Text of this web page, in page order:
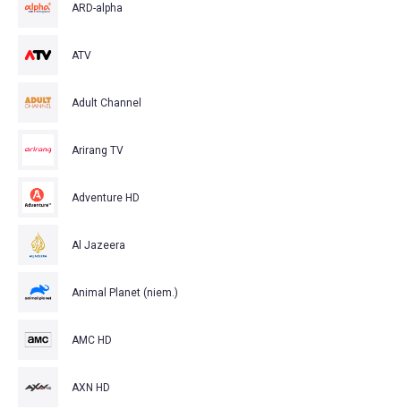
ARD-alpha
ATV
Adult Channel
Arirang TV
Adventure HD
Al Jazeera
Animal Planet (niem.)
AMC HD
AXN HD